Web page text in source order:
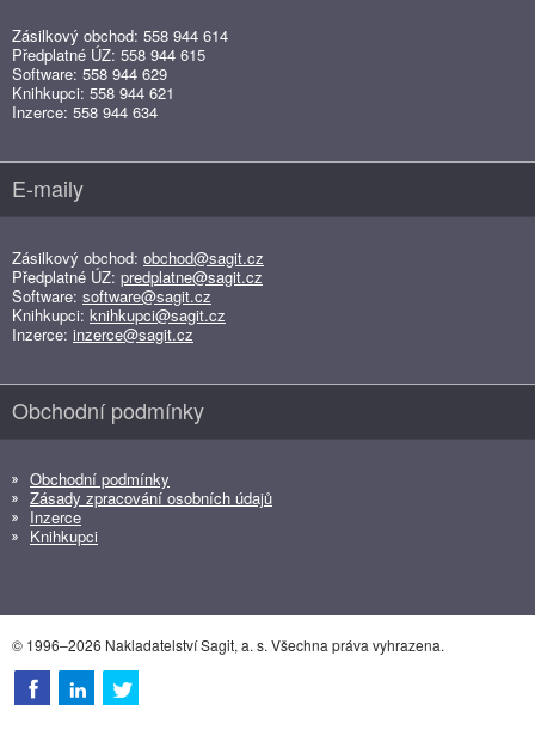
Zásilkový obchod: 558 944 614
Předplatné ÚZ: 558 944 615
Software: 558 944 629
Knihkupci: 558 944 621
Inzerce: 558 944 634
E-maily
Zásilkový obchod: obchod@sagit.cz
Předplatné ÚZ: predplatne@sagit.cz
Software: software@sagit.cz
Knihkupci: knihkupci@sagit.cz
Inzerce: inzerce@sagit.cz
Obchodní podmínky
Obchodní podmínky
Zásady zpracování osobních údajů
Inzerce
Knihkupci
© 1996–2026 Nakladatelství Sagit, a. s. Všechna práva vyhrazena.